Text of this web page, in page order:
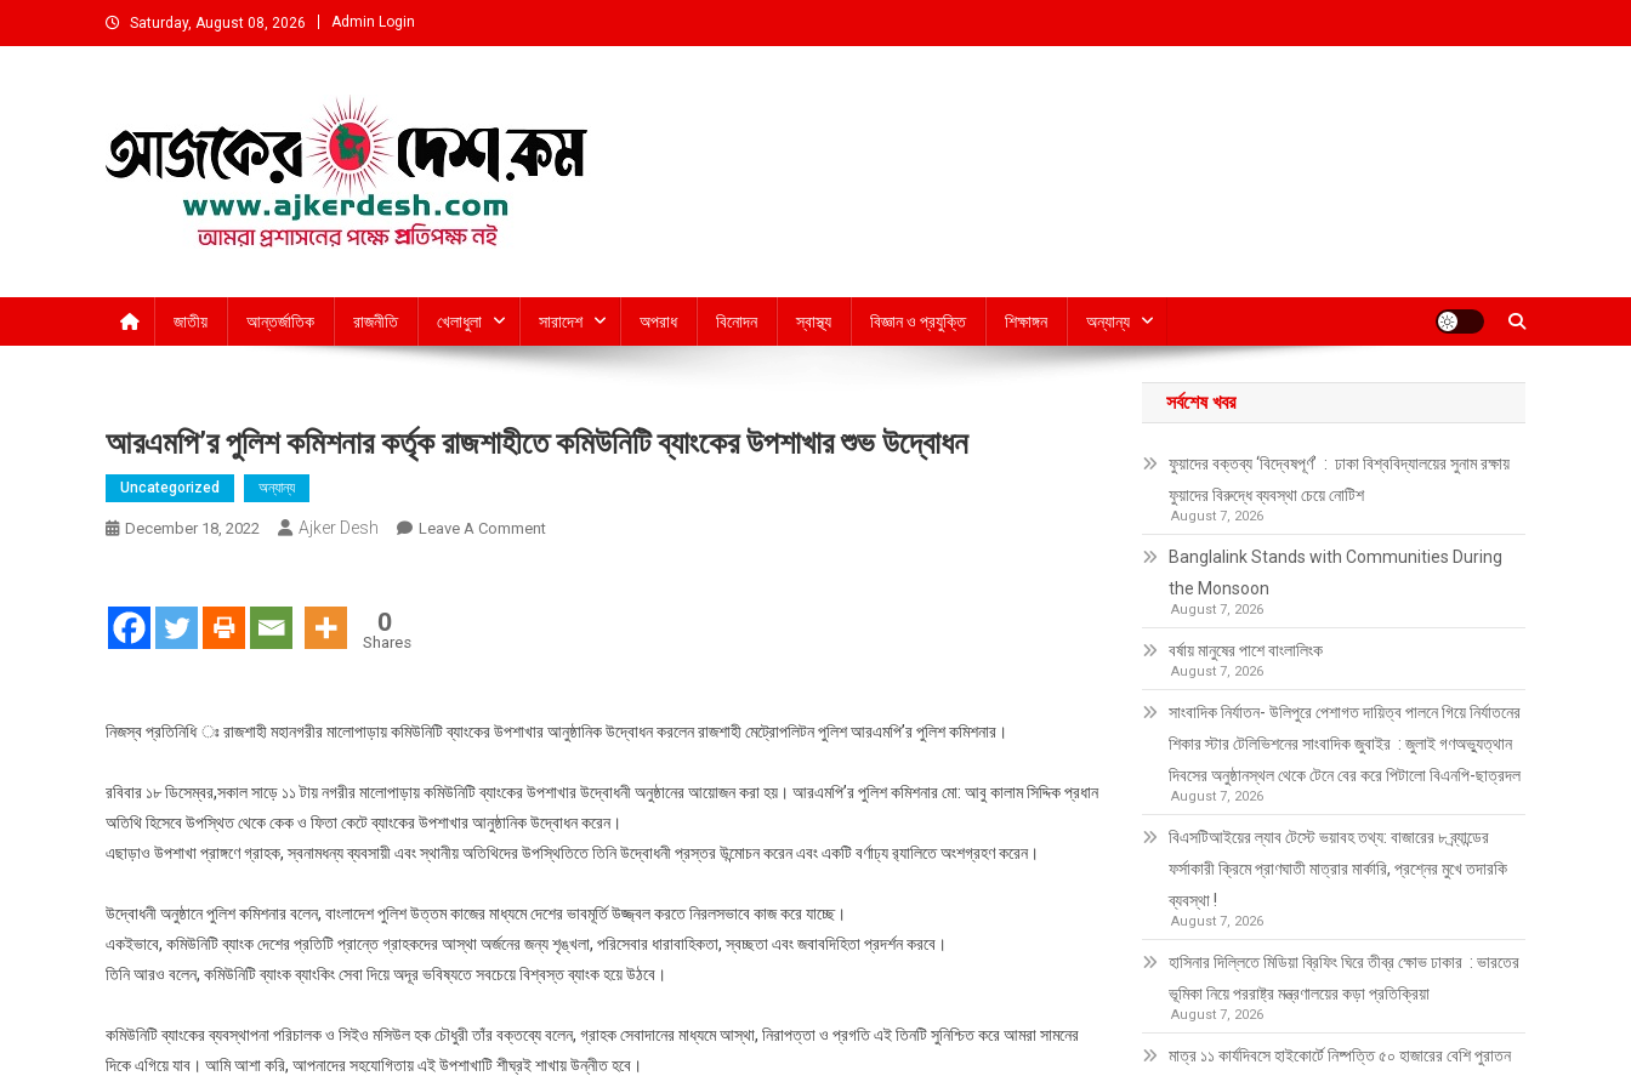
to
Saturday, August 08, 2026 Admin Login
জাতীয় আন্তর্জাতিক রাজনীতি খেলাধুলা সারাদেশ অপরাধ বিনোদন স্বাস্থ্য বিজ্ঞান ও প্রযুক্তি শিক্ষাঙ্গন অন্যান্য
আরএমপি’র পুলিশ কমিশনার কর্তৃক রাজশাহীতে কমিউনিটি ব্যাংকের উপশাখার শুভ উদ্বোধন
Uncategorized অন্যান্য
December 18, 2022 Ajker Desh Leave A CommentOn
ব্যাংকের
0
Shares
নিজস্ব প্রতিনিধি ঃ রাজশাহী মহানগরীর মালোপাড়ায় কমিউনিটি ব্যাংকের উপশাখার আনুষ্ঠানিক উদ্বোধন করলেন রাজশাহী মেট্রোপলিটন পুলিশ আরএমপি’র পুলিশ কমিশনার।
রবিবার ১৮ ডিসেম্বর,সকাল সাড়ে ১১ টায় নগরীর মালোপাড়ায় কমিউনিটি ব্যাংকের উপশাখার উদ্বোধনী অনুষ্ঠানের আয়োজন করা হয়। আরএমপি’র পুলিশ কমিশনার মো: আবু কালাম সিদ্দিক প্রধান
অতিথি হিসেবে উপস্থিত থেকে কেক ও ফিতা কেটে ব্যাংকের উপশাখার আনুষ্ঠানিক উদ্বোধন করেন।
এছাড়াও উপশাখা প্রাঙ্গণে গ্রাহক, স্বনামধন্য ব্যবসায়ী এবং স্থানীয় অতিথিদের উপস্থিতিতে তিনি উদ্বোধনী প্রস্তর উন্মোচন করেন এবং একটি বর্ণাঢ্য র‌্যালিতে অংশগ্রহণ করেন।
উদ্বোধনী অনুষ্ঠানে পুলিশ কমিশনার বলেন, বাংলাদেশ পুলিশ উত্তম কাজের মাধ্যমে দেশের ভাবমূর্তি উজ্জ্বল করতে নিরলসভাবে কাজ করে যাচ্ছে।
একইভাবে, কমিউনিটি ব্যাংক দেশের প্রতিটি প্রান্তে গ্রাহকদের আস্থা অর্জনের জন্য শৃঙ্খলা, পরিসেবার ধারাবাহিকতা, স্বচ্ছতা এবং জবাবদিহিতা প্রদর্শন করবে।
তিনি আরও বলেন, কমিউনিটি ব্যাংক ব্যাংকিং সেবা দিয়ে অদূর ভবিষ্যতে সবচেয়ে বিশ্বস্ত ব্যাংক হয়ে উঠবে।
কমিউনিটি ব্যাংকের ব্যবস্থাপনা পরিচালক ও সিইও মসিউল হক চৌধুরী তাঁর বক্তব্যে বলেন, গ্রাহক সেবাদানের মাধ্যমে আস্থা, নিরাপত্তা ও প্রগতি এই তিনটি সুনিশ্চিত করে আমরা সামনের
দিকে এগিয়ে যাব। আমি আশা করি, আপনাদের সহযোগিতায় এই উপশাখাটি শীঘ্রই শাখায় উন্নীত হবে।
সর্বশেষ খবর
ফুয়াদের বক্তব্য ‘বিদ্বেষপূর্ণ’ : ঢাকা বিশ্ববিদ্যালয়ের সুনাম রক্ষায়
ফুয়াদের বিরুদ্ধে ব্যবস্থা চেয়ে নোটিশ
August 7, 2026
Banglalink Stands with Communities During
the Monsoon
August 7, 2026
বর্ষায় মানুষের পাশে বাংলালিংক
August 7, 2026
সাংবাদিক নির্যাতন- উলিপুরে পেশাগত দায়িত্ব পালনে গিয়ে নির্যাতনের
শিকার স্টার টেলিভিশনের সাংবাদিক জুবাইর : জুলাই গণঅভ্যুত্থান
দিবসের অনুষ্ঠানস্থল থেকে টেনে বের করে পিটালো বিএনপি-ছাত্রদল
August 7, 2026
বিএসটিআইয়ের ল্যাব টেস্টে ভয়াবহ তথ্য: বাজারের ৮ ব্র্যান্ডের
ফর্সাকারী ক্রিমে প্রাণঘাতী মাত্রার মার্কারি, প্রশ্নের মুখে তদারকি
ব্যবস্থা !
August 7, 2026
হাসিনার দিল্লিতে মিডিয়া ব্রিফিং ঘিরে তীব্র ক্ষোভ ঢাকার : ভারতের
ভূমিকা নিয়ে পররাষ্ট্র মন্ত্রণালয়ের কড়া প্রতিক্রিয়া
August 7, 2026
মাত্র ১১ কার্যদিবসে হাইকোর্টে নিষ্পত্তি ৫০ হাজারের বেশি পুরাতন